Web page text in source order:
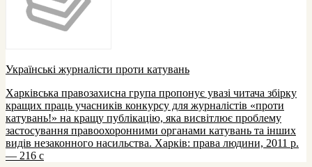
Українські журналісти проти катувань
Харківська правозахисна група пропонує увазі читача збірку
кращих праць учасників конкурсу для журналістів «проти
катувань!» на кращу публікацію, яка висвітлює проблему
застосування правоохоронними органами катувань та інших
видів незаконного насильства. Харків: права людини, 2011 р.
— 216 с